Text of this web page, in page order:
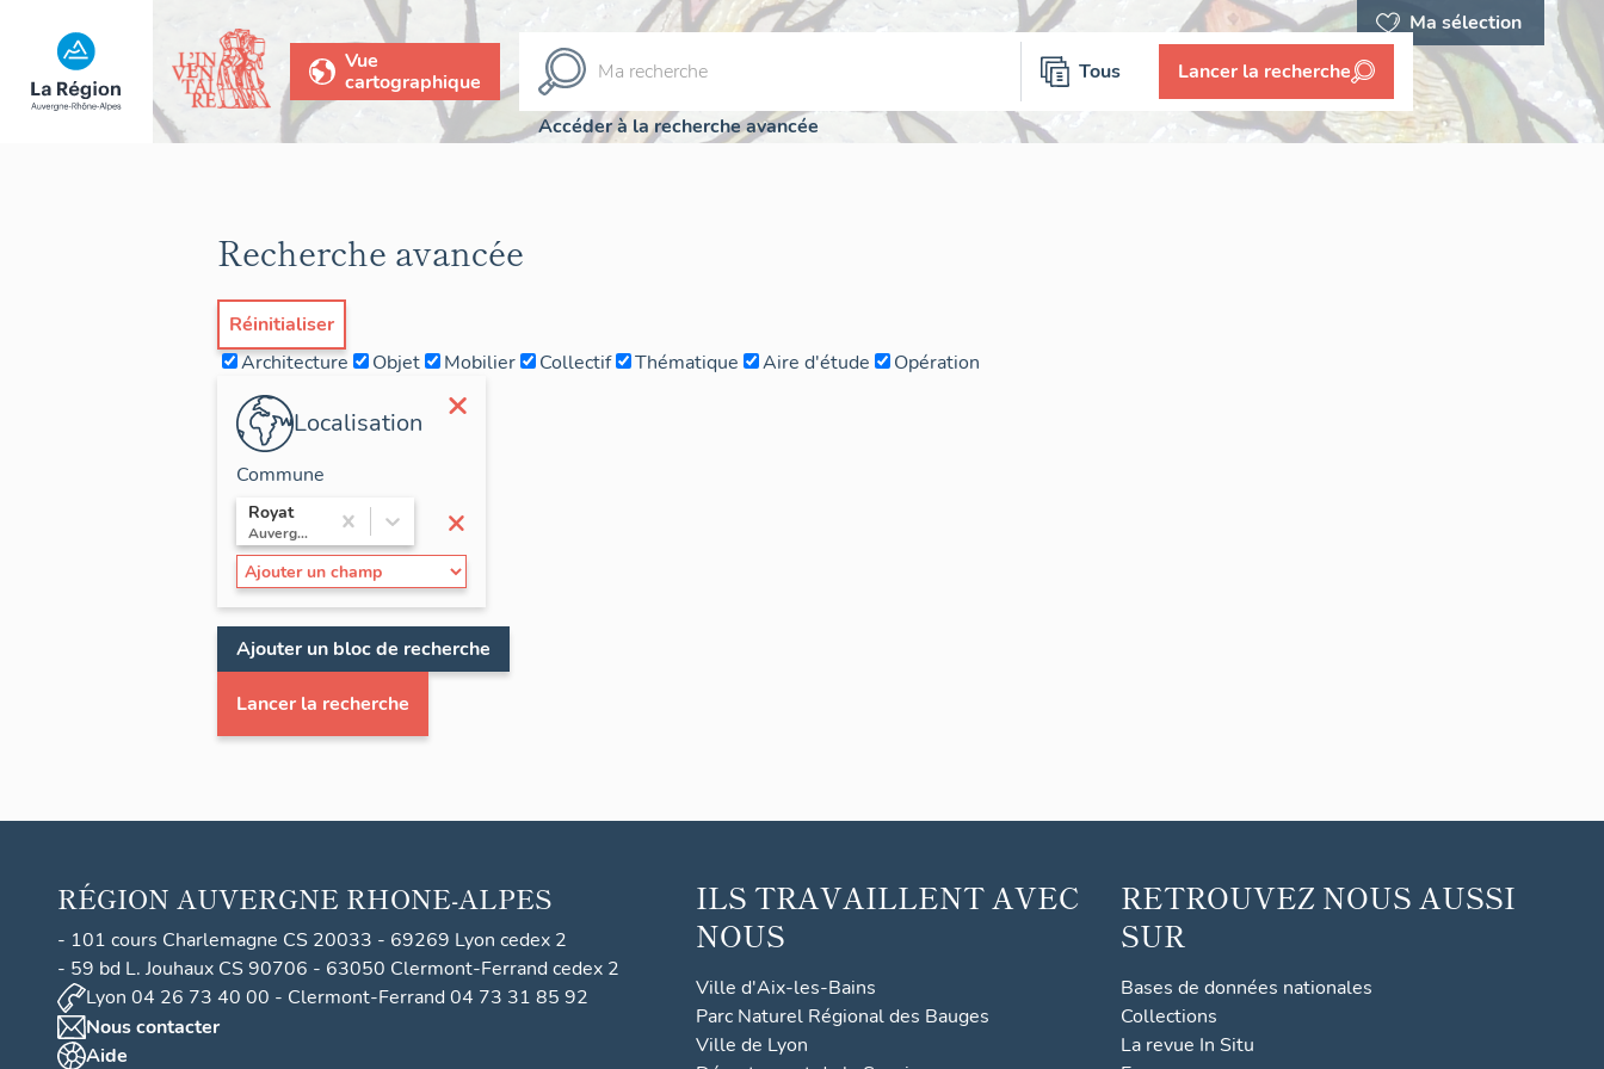
Ma sélection
Vue
cartographique
Tous Lancer la recherche
Accéder à la recherche avancée
Recherche avancée
Réinitialiser
Architecture
Objet Mobilier Collectif Thématique Aire d'étude Opération
×
Localisation
×
Commune
Royat
Auvergne / Puy-de-Dôme
Ajouter un bloc de recherche
Lancer la recherche
RÉGION AUVERGNE RHONE-ALPES
- 101 cours Charlemagne CS 20033 - 69269 Lyon cedex 2
- 59 bd L. Jouhaux CS 90706 - 63050 Clermont-Ferrand cedex 2
Lyon 04 26 73 40 00 - Clermont-Ferrand 04 73 31 85 92
Nous contacter
Aide
ILS TRAVAILLENT AVEC
NOUS
Ville d'Aix-les-Bains
Parc Naturel Régional des Bauges
Ville de Lyon
RETROUVEZ NOUS AUSSI
SUR
Bases de données nationales
Collections
La revue In Situ